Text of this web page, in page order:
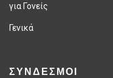
για Γονείς
Γενικά
ΣΥΝΔΕΣΜΟΙ